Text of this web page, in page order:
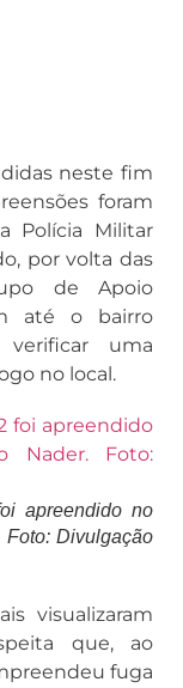
neste fim
foram
Polícia Militar
por volta das
de Apoio
até o bairro
uma
no local.
apreendido no
Foto: Divulgação
visualizaram
que, ao
fuga